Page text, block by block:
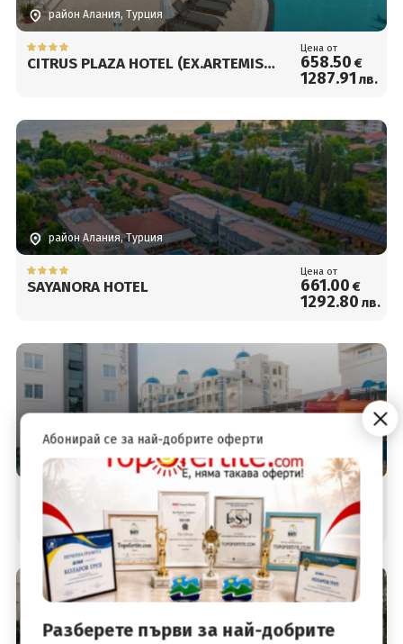
район Алания, Турция
CITRUS PLAZA HOTEL (EX.ARTEMIS
Цена от
658.50 €
1287.91 лв.
район Алания, Турция
SAYANORA HOTEL
Цена от
661.00 €
1292.80 лв.
район Алания, Турция
KOLIBRI HOTEL
Цена от
667 .00€
1304.54
Абонирай се за най-добрите оферти
Разберете първи за най-добрите